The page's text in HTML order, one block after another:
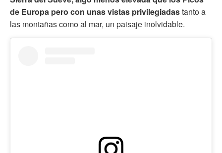
de Europa pero con unas vistas privilegiadastanto a
las montañas como al mar, un paisaje inolvidable.